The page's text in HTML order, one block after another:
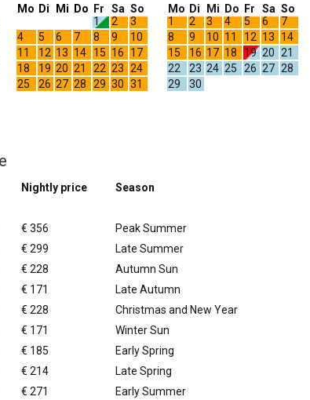
Mo Di Mi Do
Fr
1
Sa
2
So
3
4
5 6 7 8 9
10
11
12 13 14 15 16
17
18
19 20 21 22 23 24
25
26 27 28 29 30 31
Mo
1
Di
2
Mi
3
Do
4
Fr
5
Sa
6
So
7
8
9 10 11 12 13
14
15
16 17 18 19 20 21
22
23 24 25 26 27 28
29
30
Nightly price
Season
€ 356
Peak Summer
€ 299
Late Summer
€ 228
Autumn Sun
€ 171
Late Autumn
€ 228
Christmas and New Year
€ 171
Winter Sun
€ 185
Early Spring
€ 214
Late Spring
€ 271
Early Summer